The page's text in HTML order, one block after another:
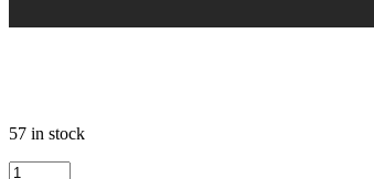
57 in stock
Contact